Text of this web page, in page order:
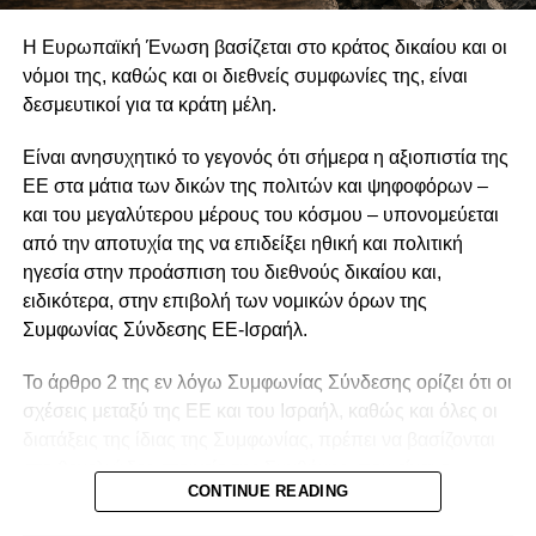
στην αυτοπεποίθηση με την οποία η Κύπρος άσκησε την
Προεδρία του Συμβουλίου της ΕΕ, σημειώνοντας ότι,
παρά το μικρό της μέγεθος, διεκδίκησε ενεργό ρόλο και
«Κάποτε με θράσος, οφείλω να πω, αν σκεφτώ το
μέγεθος της χώρας μας απέναντι στα άλλα κράτη μέλη της
Ευρωπαϊκής Ένωσης. Είχαμε πολύ θράσος σε αυτή την
Προεδρία, με σημαντικά αποτελέσματα», ανέφερε.
Όπως είπε, η προσέγγιση αυτή συνέβαλε ώστε η
τις πιο ουσιαστικές και παραγωγικές των τελευταίων
ετών, παρά τις ιδιαίτερα απαιτητικές γεωπολιτικές
εξαμήνου.
Η Ευρωπαϊκή Ένωση βασίζεται στο κράτος δικαίου και οι
νόμοι της, καθώς και οι διεθνείς συμφωνίες της, είναι
δεσμευτικοί για τα κράτη μέλη.
Είναι ανησυχητικό το γεγονός ότι σήμερα η αξιοπιστία της
ΕΕ στα μάτια των δικών της πολιτών και ψηφοφόρων –
και του μεγαλύτερου μέρους του κόσμου – υπονομεύεται
από την αποτυχία της να επιδείξει ηθική και πολιτική
ηγεσία στην προάσπιση του διεθνούς δικαίου και,
ειδικότερα, στην επιβολή των νομικών όρων της
Συμφωνίας Σύνδεσης ΕΕ-Ισραήλ.
Το άρθρο 2 της εν λόγω Συμφωνίας Σύνδεσης ορίζει ότι οι
σχέσεις μεταξύ της ΕΕ και του Ισραήλ, καθώς και όλες οι
στο θεμελιώδες στοιχείο της Συνθήκης, που είναι ο
σεβασμός των ανθρωπίνων δικαιωμάτων και των
CONTINUE READING